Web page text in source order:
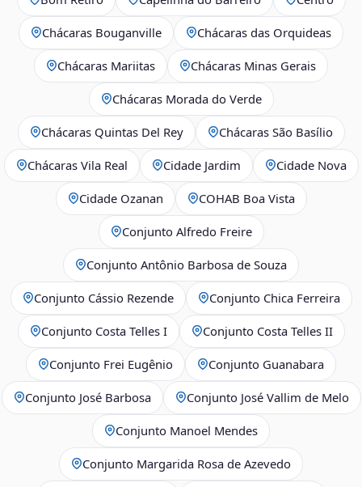
Chácaras Bouganville Chácaras das Orquideas
Chácaras Mariitas Chácaras Minas Gerais
Chácaras Morada do Verde
Chácaras Quintas Del Rey Chácaras São Basílio
Chácaras Vila Real Cidade Jardim Cidade Nova
Cidade Ozanan COHAB Boa Vista
Conjunto Alfredo Freire
Conjunto Antônio Barbosa de Souza
Conjunto Cássio Rezende Conjunto Chica Ferreira
Conjunto Costa Telles I Conjunto Costa Telles II
Conjunto Frei Eugênio Conjunto Guanabara
Conjunto José Barbosa Conjunto José Vallim de Melo
Conjunto Manoel Mendes
Conjunto Margarida Rosa de Azevedo